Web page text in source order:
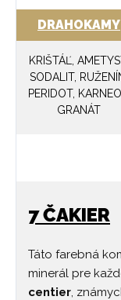
DRAHOKAMY
KRIŠTÁĽ,
SODALIT,
PERIDOT,
GRANÁT
7 ČAKIER
Táto farebná
minerál pre
centier,